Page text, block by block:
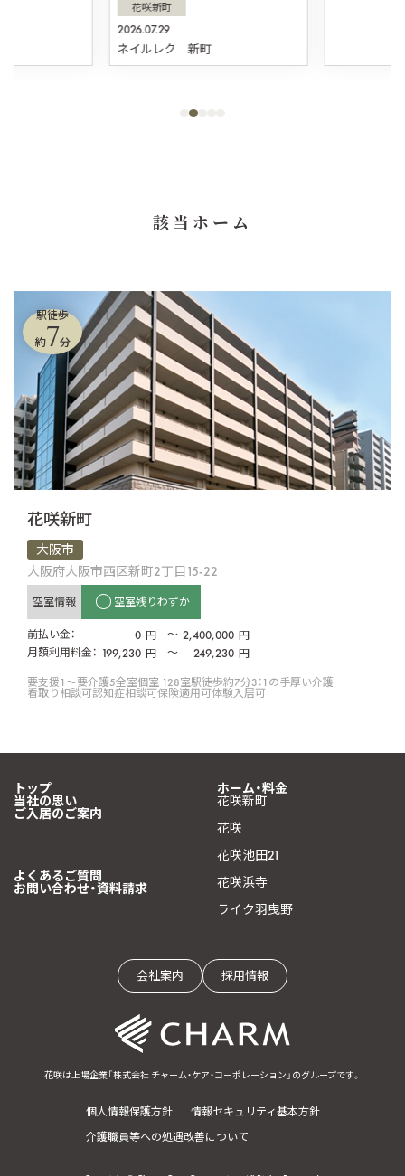
2026.07.29
花咲新町
ネイルレク 新町
該当ホーム
駅徒歩
約7分
花咲新町
大阪市
大阪府大阪市西区新町2丁目15-22
空室情報 空室残りわずか
前払い金： 0 円 〜 2,400,000 円
月額利用料金： 199,230 円 〜 249,230 円
要支援1〜要介護5全室個室 128室駅徒歩約7分3：1の手厚い介護
看取り相談可認知症相談可保険適用可体験入居可
トップ
当社の思い
ご入居のご案内
ホーム・料金
花咲新町
花咲
花咲池田21
花咲浜寺
ライク羽曳野
よくあるご質問
お問い合わせ・資料請求
会社案内 採用情報
花咲は上場企業「株式会社 チャーム・ケア・コーポレーション」のグループです。
個人情報保護方針
情報セキュリティ基本方針
介護職員等への処遇改善について